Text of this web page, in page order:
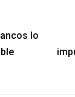
lo